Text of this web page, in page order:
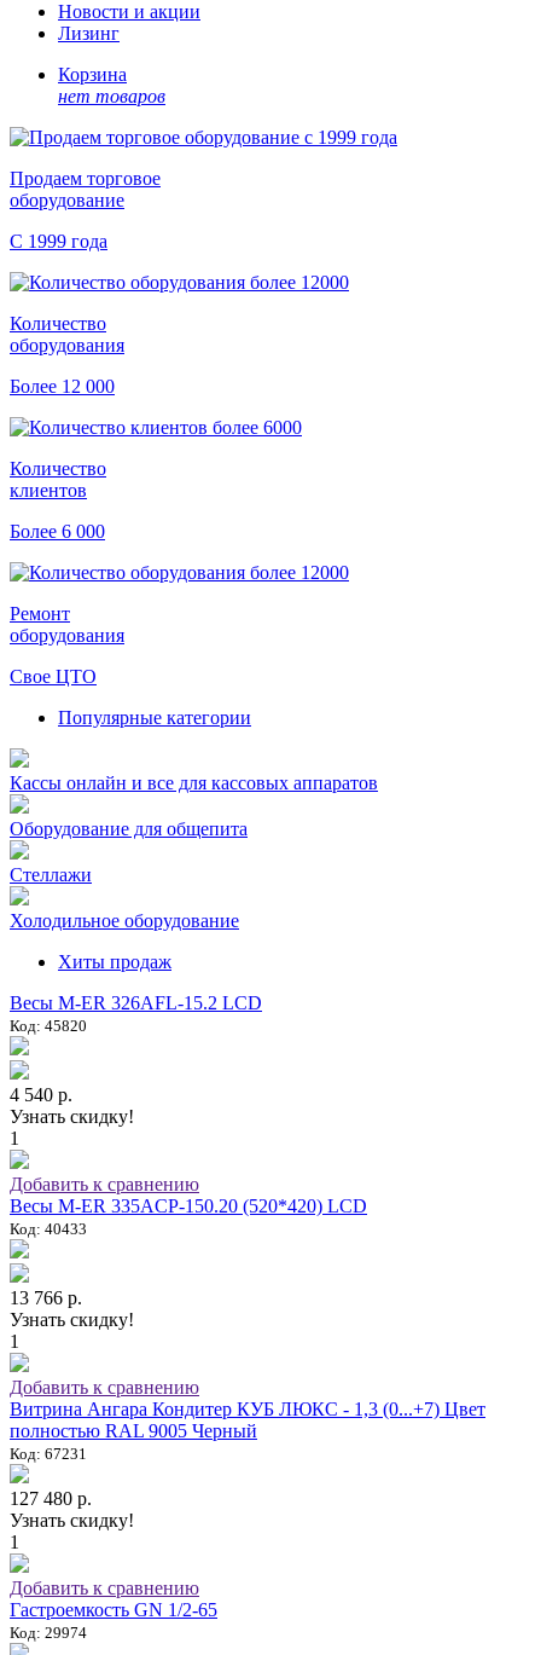
Новости и акции
Лизинг
Корзина
нет товаров
Продаем торговое
оборудование
С 1999 года
Количество
оборудования
Более 12 000
Количество
клиентов
Более 6 000
Ремонт
оборудования
Свое ЦТО
Популярные категории
Кассы онлайн и все для кассовых аппаратов
Оборудование для общепита
Стеллажи
Холодильное оборудование
Хиты продаж
Весы M-ER 326AFL-15.2 LCD
Код: 45820
4 540 р.
Узнать скидку!
1
Добавить к сравнению
Весы M-ER 335ACP-150.20 (520*420) LCD
Код: 40433
13 766 р.
Узнать скидку!
1
Добавить к сравнению
Витрина Ангара Кондитер КУБ ЛЮКС - 1,3 (0...+7) Цвет
полностью RAL 9005 Черный
Код: 67231
127 480 р.
Узнать скидку!
1
Добавить к сравнению
Гастроемкость GN 1/2-65
Код: 29974